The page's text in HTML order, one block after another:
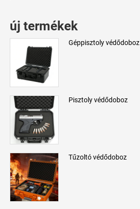
új termékek
Géppisztoly védődoboz
Pisztoly védődoboz
Tűzoltó védődoboz